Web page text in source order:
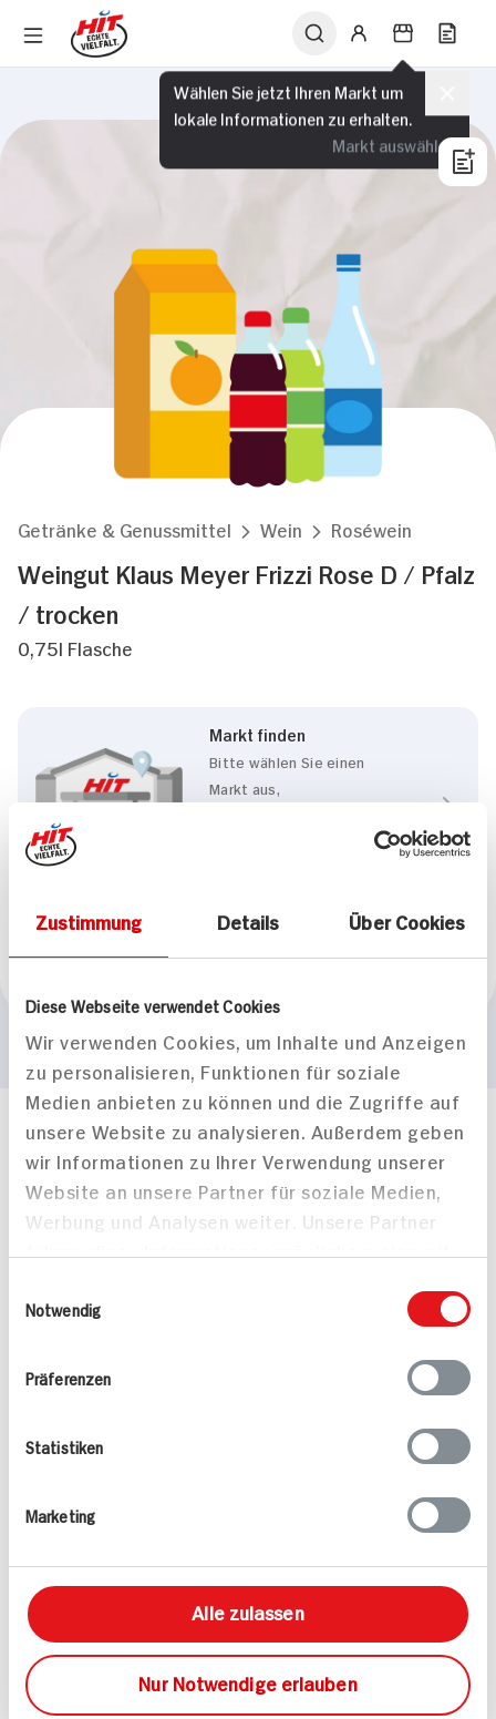
Zustimmung Details Über Cookies
Diese Webseite verwendet Cookies
Wir verwenden Cookies, um Inhalte und Anzeigen
zu personalisieren, Funktionen für soziale
Medien anbieten zu können und die Zugriffe auf
unsere Website zu analysieren. Außerdem geben
wir Informationen zu Ihrer Verwendung unserer
Website an unsere Partner für soziale Medien,
Werbung und Analysen weiter. Unsere Partner
bereitgestellt haben oder die sie im Rahmen
Notwendig
Präferenzen
Statistiken
Marketing
Alle zulassen
Nur Notwendige erlauben
Wählen Sie jetzt Ihren Markt um
lokale Informationen zu erhalten.
Markt auswählen
Getränke & Genussmittel Wein Roséwein
Weingut Klaus Meyer Frizzi Rose D / Pfalz
/ trocken
0,75l Flasche
Markt finden
Bitte wählen Sie einen
Markt aus,
Marke
Häufig gestellte Fragen
Mehr Informationen in unserem FAQ
kontakt
hit.de
Wir beantworten gerne Ihre Fragen
Folgen Sie uns auf TikTok
Marktfinder
Unser Magazin